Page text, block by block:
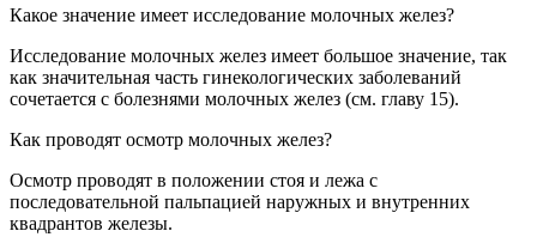
Какое значение имеет исследование молочных желез?
Исследование молочных желез имеет большое значение, так
как значительная часть гинекологических заболеваний
сочетается с болезнями молочных желез (см. главу 15).
Как проводят осмотр молочных желез?
Осмотр проводят в положении стоя и лежа с
последовательной пальпацией наружных и внутренних
квадрантов железы.